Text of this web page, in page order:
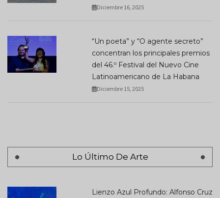
Diciembre 16, 2025
“Un poeta” y “O agente secreto”
concentran los principales premios
del 46.º Festival del Nuevo Cine
Latinoamericano de La Habana
Diciembre 15, 2025
Lo Último De Arte
Lienzo Azul Profundo: Alfonso Cruz